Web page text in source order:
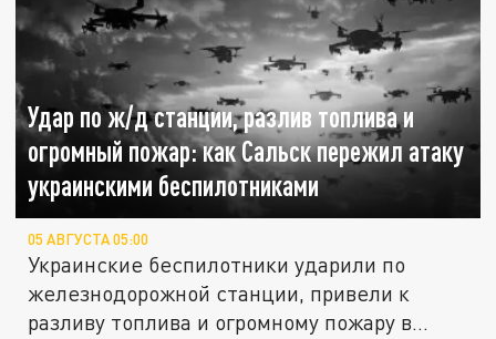
Удар по ж/д станции, разлив топлива и
огромный пожар: как Сальск пережил атаку
украинскими беспилотниками
05 АВГУСТА 05:00
Украинские беспилотники ударили по
железнодорожной станции, привели к
разливу топлива и огромному пожару в...